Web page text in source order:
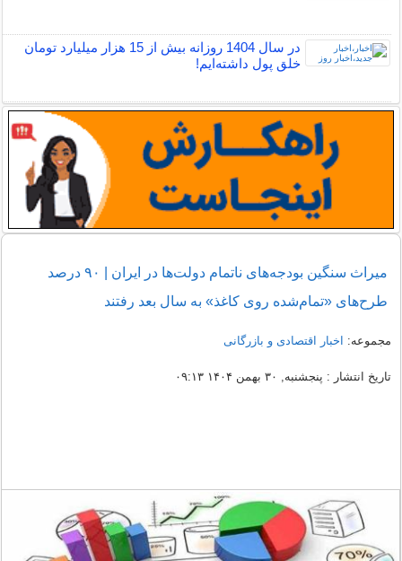
در سال 1404 روزانه بیش از 15 هزار میلیارد تومان
خلق پول داشته‌ایم!
میراث سنگین بودجه‌های ناتمام دولت‌ها در ایران | ۹۰‌ درصد
طرح‌های «تمام‌شده روی کاغذ» به سال بعد رفتند
مجموعه: اخبار اقتصادی و بازرگانی
تاریخ انتشار : پنجشنبه, ۳۰ بهمن ۱۴۰۴ ۰۹:۱۳